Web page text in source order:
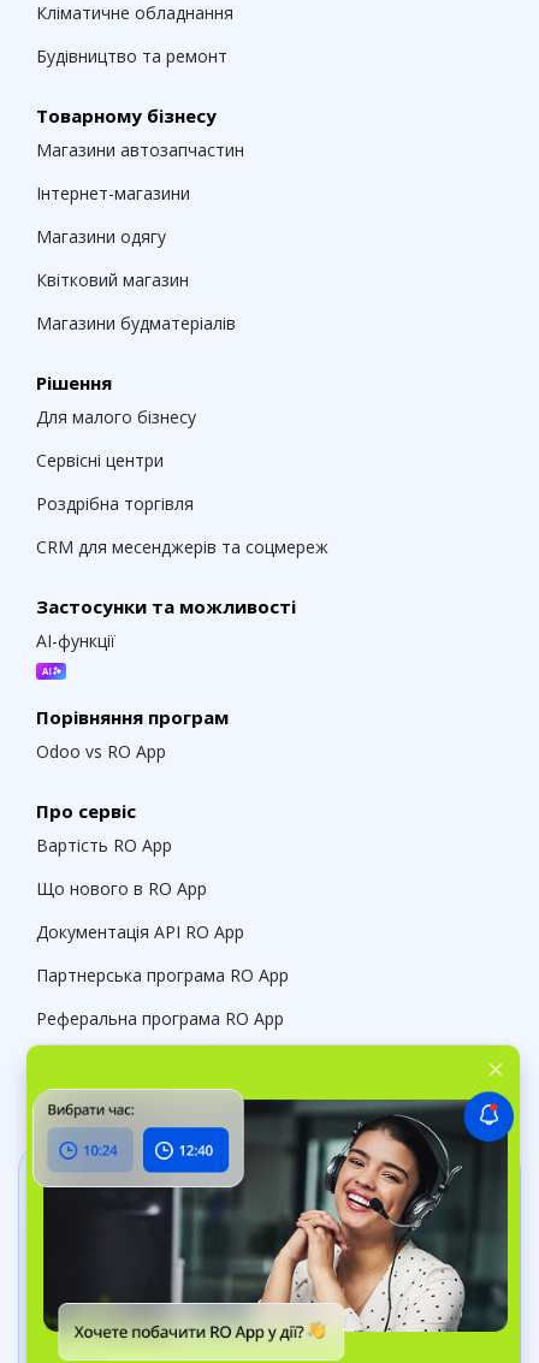
Кліматичне обладнання
Будівництво та ремонт
Товарному бізнесу
Магазини автозапчастин
Інтернет-магазини
Магазини одягу
Квітковий магазин
Магазини будматеріалів
Рішення
Для малого бізнесу
Сервісні центри
Роздрібна торгівля
CRM для месенджерів та соцмереж
Застосунки та можливості
AI-функції
Порівняння програм
Odoo vs RO App
Про сервіс
Вартість RO App
Що нового в RO App
Документація API RO App
Партнерська програма RO App
Реферальна програма RO App
Завантажте наші додатки
Мобільний додаток RO App
Керуйте замовленнями, де б ви не були